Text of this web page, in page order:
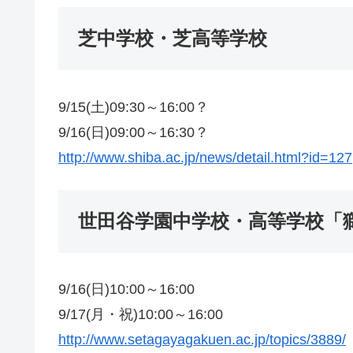
芝中学校・芝高等学校
9/15(土)09:30～16:00？
9/16(日)09:00～16:30？
http://www.shiba.ac.jp/news/detail.html?id=127
世田谷学園中学校・高等学校「
9/16(日)10:00～16:00
9/17(月・祝)10:00～16:00
http://www.setagayagakuen.ac.jp/topics/3889/